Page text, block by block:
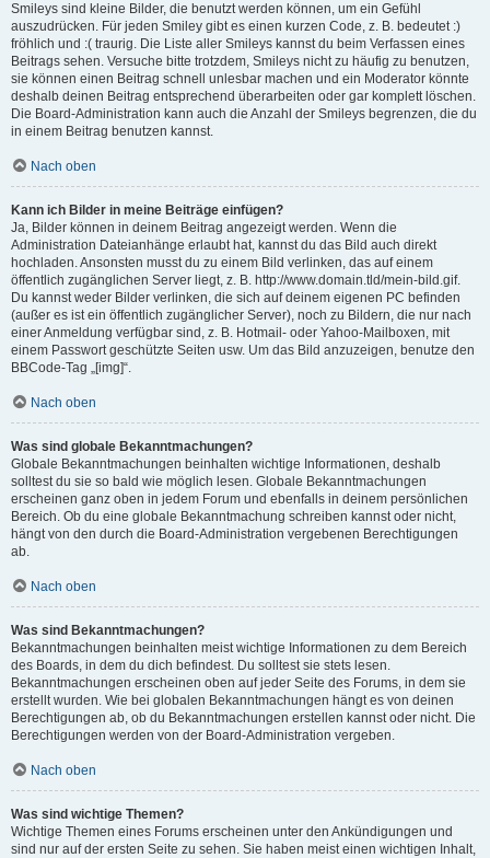
Smileys sind kleine Bilder, die benutzt werden können, um ein Gefühl
auszudrücken. Für jeden Smiley gibt es einen kurzen Code, z. B. bedeutet :)
fröhlich und :( traurig. Die Liste aller Smileys kannst du beim Verfassen eines
Beitrags sehen. Versuche bitte trotzdem, Smileys nicht zu häufig zu benutzen,
sie können einen Beitrag schnell unlesbar machen und ein Moderator könnte
deshalb deinen Beitrag entsprechend überarbeiten oder gar komplett löschen.
Die Board-Administration kann auch die Anzahl der Smileys begrenzen, die du
in einem Beitrag benutzen kannst.
Nach oben
Kann ich Bilder in meine Beiträge einfügen?
Ja, Bilder können in deinem Beitrag angezeigt werden. Wenn die
Administration Dateianhänge erlaubt hat, kannst du das Bild auch direkt
hochladen. Ansonsten musst du zu einem Bild verlinken, das auf einem
öffentlich zugänglichen Server liegt, z. B. http://www.domain.tld/mein-bild.gif.
Du kannst weder Bilder verlinken, die sich auf deinem eigenen PC befinden
(außer es ist ein öffentlich zugänglicher Server), noch zu Bildern, die nur nach
einer Anmeldung verfügbar sind, z. B. Hotmail- oder Yahoo-Mailboxen, mit
einem Passwort geschützte Seiten usw. Um das Bild anzuzeigen, benutze den
BBCode-Tag „[img]“.
Nach oben
Was sind globale Bekanntmachungen?
Globale Bekanntmachungen beinhalten wichtige Informationen, deshalb
solltest du sie so bald wie möglich lesen. Globale Bekanntmachungen
erscheinen ganz oben in jedem Forum und ebenfalls in deinem persönlichen
Bereich. Ob du eine globale Bekanntmachung schreiben kannst oder nicht,
hängt von den durch die Board-Administration vergebenen Berechtigungen
ab.
Nach oben
Was sind Bekanntmachungen?
Bekanntmachungen beinhalten meist wichtige Informationen zu dem Bereich
des Boards, in dem du dich befindest. Du solltest sie stets lesen.
Bekanntmachungen erscheinen oben auf jeder Seite des Forums, in dem sie
erstellt wurden. Wie bei globalen Bekanntmachungen hängt es von deinen
Berechtigungen ab, ob du Bekanntmachungen erstellen kannst oder nicht. Die
Berechtigungen werden von der Board-Administration vergeben.
Nach oben
Was sind wichtige Themen?
Wichtige Themen eines Forums erscheinen unter den Ankündigungen und
sind nur auf der ersten Seite zu sehen. Sie haben meist einen wichtigen Inhalt,